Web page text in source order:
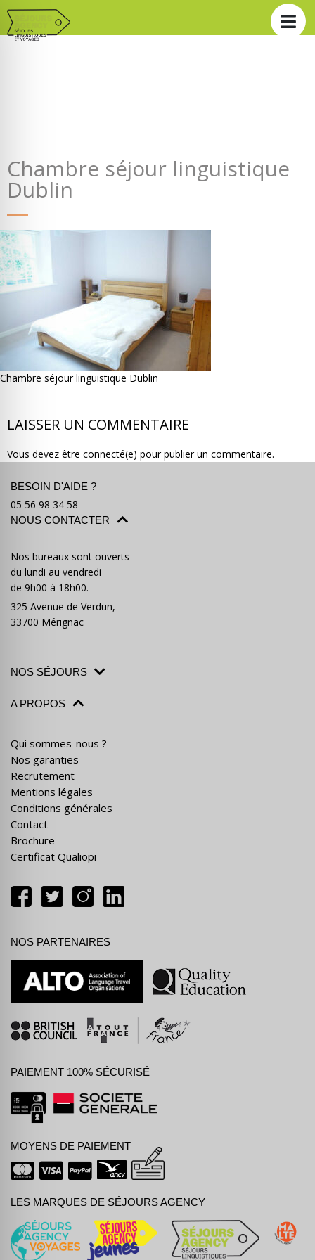
Chambre séjour linguistique
Dublin
Chambre séjour linguistique Dublin
LAISSER UN COMMENTAIRE
Vous devez être connecté(e) pour publier un commentaire.
BESOIN D'AIDE ?
05 56 98 34 58
NOUS CONTACTER
Nos bureaux sont ouverts
du lundi au vendredi
de 9h00 à 18h00.
325 Avenue de Verdun,
33700 Mérignac
NOS SÉJOURS
A PROPOS
Qui sommes-nous ?
Nos garanties
Recrutement
Mentions légales
Conditions générales
Contact
Brochure
Certificat Qualiopi
NOS PARTENAIRES
PAIEMENT 100% SÉCURISÉ
MOYENS DE PAIEMENT
LES MARQUES DE SÉJOURS AGENCY